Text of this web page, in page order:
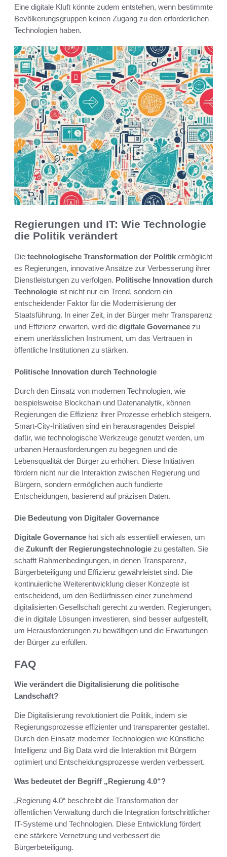
Eine digitale Kluft könnte zudem entstehen, wenn bestimmte
Bevölkerungsgruppen keinen Zugang zu den erforderlichen
Technologien haben.
Regierungen und IT: Wie Technologie
die Politik verändert
Die technologische Transformation der Politik ermöglicht
es Regierungen, innovative Ansätze zur Verbesserung ihrer
Dienstleistungen zu verfolgen. Politische Innovation durch
Technologie ist nicht nur ein Trend, sondern ein
entscheidender Faktor für die Modernisierung der
Staatsführung. In einer Zeit, in der Bürger mehr Transparenz
und Effizienz erwarten, wird die digitale Governance zu
einem unerlässlichen Instrument, um das Vertrauen in
öffentliche Institutionen zu stärken.
Politische Innovation durch Technologie
Durch den Einsatz von modernen Technologien, wie
beispielsweise Blockchain und Datenanalytik, können
Regierungen die Effizienz ihrer Prozesse erheblich steigern.
Smart-City-Initiativen sind ein herausragendes Beispiel
dafür, wie technologische Werkzeuge genutzt werden, um
urbanen Herausforderungen zu begegnen und die
Lebensqualität der Bürger zu erhöhen. Diese Initiativen
fördern nicht nur die Interaktion zwischen Regierung und
Bürgern, sondern ermöglichen auch fundierte
Entscheidungen, basierend auf präzisen Daten.
Die Bedeutung von Digitaler Governance
Digitale Governance hat sich als essentiell erwiesen, um
die Zukunft der Regierungstechnologie zu gestalten. Sie
schafft Rahmenbedingungen, in denen Transparenz,
Bürgerbeteiligung und Effizienz gewährleistet sind. Die
kontinuierliche Weiterentwicklung dieser Konzepte ist
entscheidend, um den Bedürfnissen einer zunehmend
digitalisierten Gesellschaft gerecht zu werden. Regierungen,
die in digitale Lösungen investieren, sind besser aufgestellt,
um Herausforderungen zu bewältigen und die Erwartungen
der Bürger zu erfüllen.
FAQ
Wie verändert die Digitalisierung die politische
Landschaft?
Die Digitalisierung revolutioniert die Politik, indem sie
Regierungsprozesse effizienter und transparenter gestaltet.
Durch den Einsatz moderner Technologien wie Künstliche
Intelligenz und Big Data wird die Interaktion mit Bürgern
optimiert und Entscheidungsprozesse werden verbessert.
Was bedeutet der Begriff „Regierung 4.0“?
„Regierung 4.0“ beschreibt die Transformation der
öffentlichen Verwaltung durch die Integration fortschrittlicher
IT-Systeme und Technologien. Diese Entwicklung fördert
eine stärkere Vernetzung und verbessert die
Bürgerbeteiligung.